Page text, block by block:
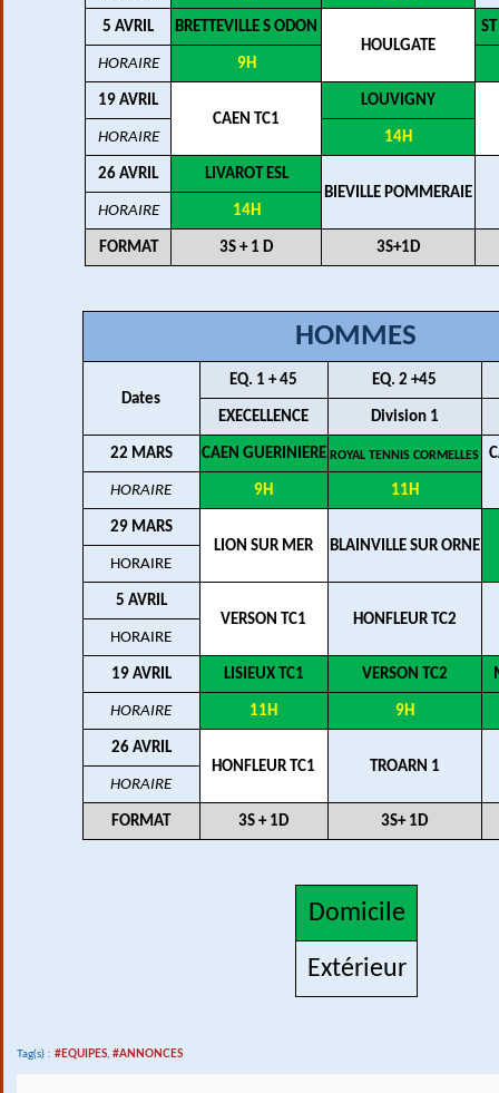
5 AVRIL
BRETTEVILLE S ODON
HOULGATE
HORAIRE 9H
19 AVRIL
CAEN TC1
LOUVIGNY
HORAIRE 14H
26 AVRIL
LIVAROT ESL
BIEVILLE POMMERAIE
HORAIRE
14H
FORMAT 3S + 1 D 3S+1D
HOMMES
Dates
EQ. 1 + 45 EQ. 2 +45
EXECELLENCE Division 1
22 MARS CAEN GUERINIERE ROYAL TENNIS CORMELLES
HORAIRE 9H 11H
29 MARS
LION SUR MER
BLAINVILLE SUR ORNE
HORAIRE
5 AVRIL
VERSON TC1
HONFLEUR TC2
HORAIRE
19 AVRIL LISIEUX TC1 VERSON TC2
HORAIRE 11H 9H
26 AVRIL
HONFLEUR TC1
TROARN 1
HORAIRE
FORMAT 3S + 1D 3S+ 1D
Domicile
Extérieur
Tag(s) : #EQUIPES, #ANNONCES